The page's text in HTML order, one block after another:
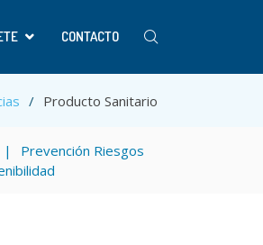
CONTACTO
Producto Sanitario
Prevención Riesgos